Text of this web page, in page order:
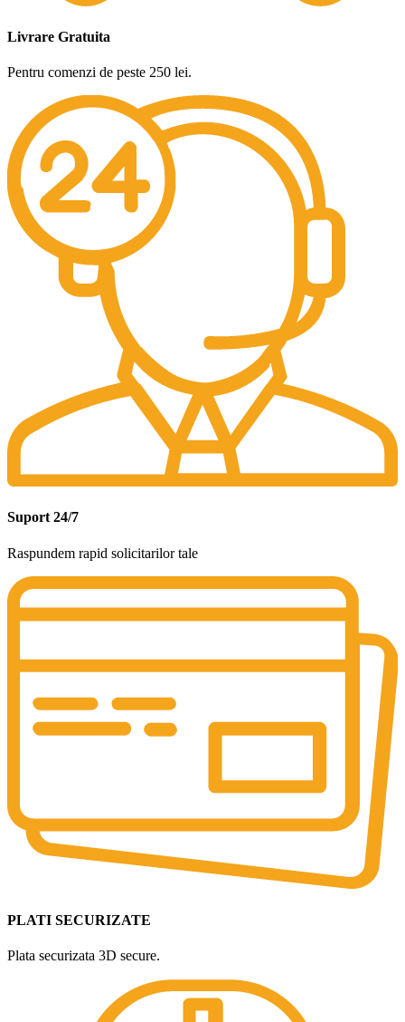
Livrare Gratuita
Pentru comenzi de peste 250 lei.
Suport 24/7
Raspundem rapid solicitarilor tale
PLATI SECURIZATE
Plata securizata 3D secure.